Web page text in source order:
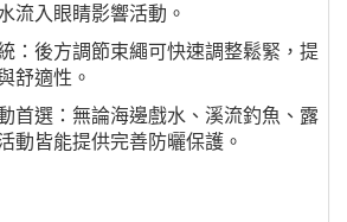
流入眼睛影響活動。
：後方調節束繩可快速調整鬆緊，提
舒適性。
首選：無論海邊戲水、溪流釣魚、露
動皆能提供完善防曬保護。